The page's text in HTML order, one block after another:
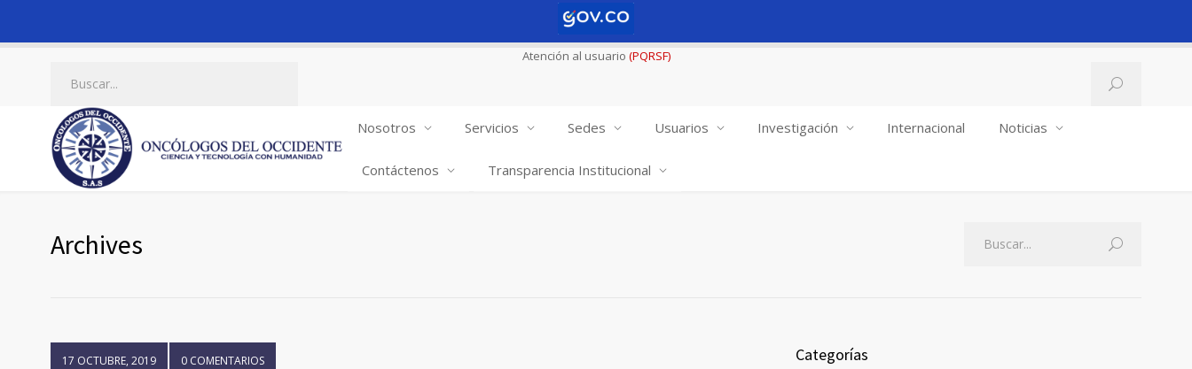
Atención al usuario (PQRSF)
Nosotros Servicios Sedes Usuarios Investigación Internacional Noticias
Contáctenos Transparencia Institucional
Archives
17 OCTUBRE, 2019 0 COMENTARIOS Categorías